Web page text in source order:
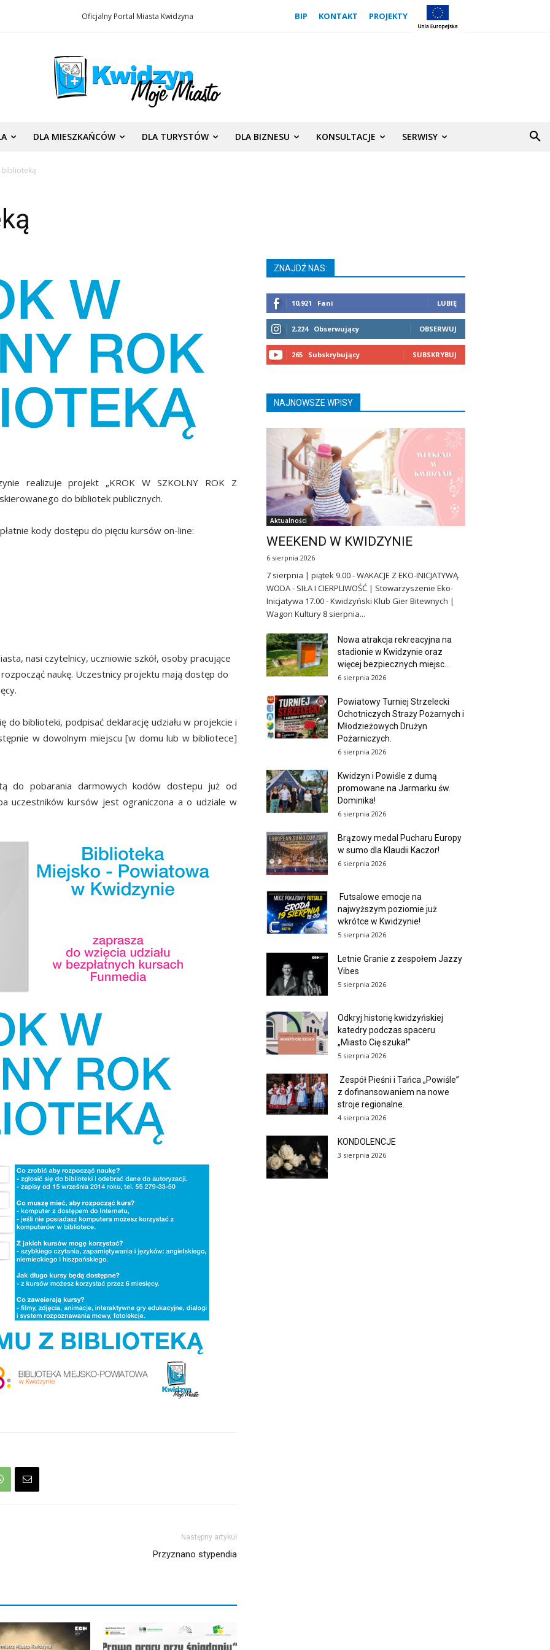
Oficjalny Portal Miasta Kwidzyna BIP KONTAKT PROJEKTY
DLA MIESZKAŃCÓW DLA TURYSTÓW DLA BIZNESU KONSULTACJE SERWISY
biblioteką
realizuje projekt „KROK W SZKOLNY ROK Z
do bibliotek publicznych.
kody dostępu do pięciu kursów on-line:
nasi czytelnicy, uczniowie szkół, osoby pracujące
naukę. Uczestnicy projektu mają dostęp do
do biblioteki, podpisać deklarację udziału w projekcie i
w dowolnym miejscu [w domu lub w bibliotece]
do pobarania darmowych kodów dostepu już od
uczestników kursów jest ograniczona a o udziale w
Następny artykuł
Przyznano stypendia
ZNAJDŹ NAS:
10,921 Fani LUBIĘ
2,224 Obserwujący OBSERWUJ
265 Subskrybujący SUBSKRYBUJ
NAJNOWSZE WPISY
Aktualności
WEEKEND W KWIDZYNIE
6 sierpnia 2026
7 sierpnia | piątek 9.00 - WAKACJE Z EKO-INICJATYWĄ.
WODA - SIŁA I CIERPLIWOŚĆ | Stowarzyszenie Eko-
Inicjatywa 17.00 - Kwidzyński Klub Gier Bitewnych |
Wagon Kultury 8 sierpnia...
Nowa atrakcja rekreacyjna na
stadionie w Kwidzynie oraz
więcej bezpiecznych miejsc...
6 sierpnia 2026
Powiatowy Turniej Strzelecki
Ochotniczych Straży Pożarnych i
Młodzieżowych Drużyn
Pożarniczych.
6 sierpnia 2026
Kwidzyn i Powiśle z dumą
promowane na Jarmarku św.
Dominika!
6 sierpnia 2026
Brązowy medal Pucharu Europy
w sumo dla Klaudii Kaczor!
6 sierpnia 2026
Futsalowe emocje na
najwyższym poziomie już
wkrótce w Kwidzynie!
5 sierpnia 2026
Letnie Granie z zespołem Jazzy
Vibes
5 sierpnia 2026
Odkryj historię kwidzyńskiej
katedry podczas spaceru
„Miasto Cię szuka!”
5 sierpnia 2026
Zespół Pieśni i Tańca „Powiśle”
z dofinansowaniem na nowe
stroje regionalne.
4 sierpnia 2026
KONDOLENCJE
3 sierpnia 2026